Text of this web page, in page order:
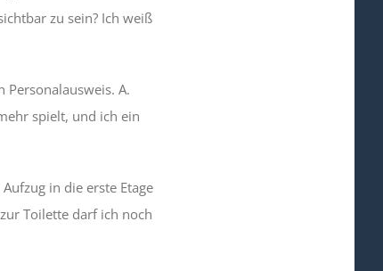
zu sein? Ich weiß
A.
spielt, und ich ein
in die erste Etage
Toilette darf ich noch